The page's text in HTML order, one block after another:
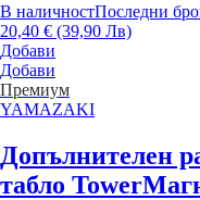
В наличностПоследни
20,40 € (39,90 Лв)
Добави
Добави
Премиум
YAMAZAKI
Допълнителен
табло Tower